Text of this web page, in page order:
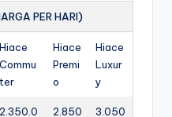
PER HARI)
Hiace
Commu
ter
Hiace
Premi
o
Hiace
Luxur
y
2.350.0
2.850
3.050